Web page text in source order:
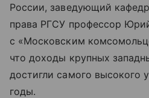
России, заведующий
права РГСУ профессор
с «Московским
что доходы крупных
достигли самого высокого
годы.